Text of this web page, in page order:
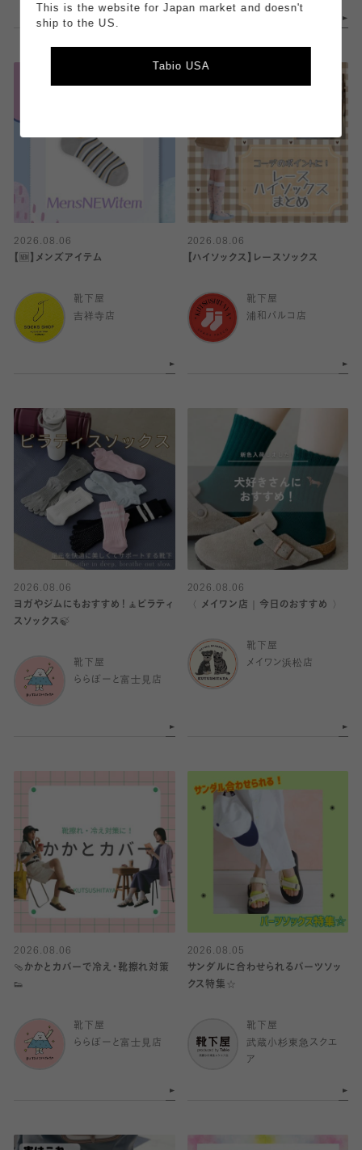
2026.08.06
【🆕】メンズアイテム
靴下屋
吉祥寺店
2026.08.06
【ハイソックス】レースソックス
靴下屋
浦和パルコ店
2026.08.06
ヨガやジムにもおすすめ！🧘ピラティ
スソックス🍃
靴下屋
ららぽーと富士見店
2026.08.06
〈 メイワン店｜今日のおすすめ 〉
靴下屋
メイワン浜松店
2026.08.06
🩴かかとカバーで冷え・靴擦れ対策
👟
靴下屋
ららぽーと富士見店
2026.08.05
サンダルに合わせられるパーツソッ
クス特集☆
靴下屋
武蔵小杉東急スクエ
ア
This is the website for Japan market and doesn't
ship to the US.
Tabio USA